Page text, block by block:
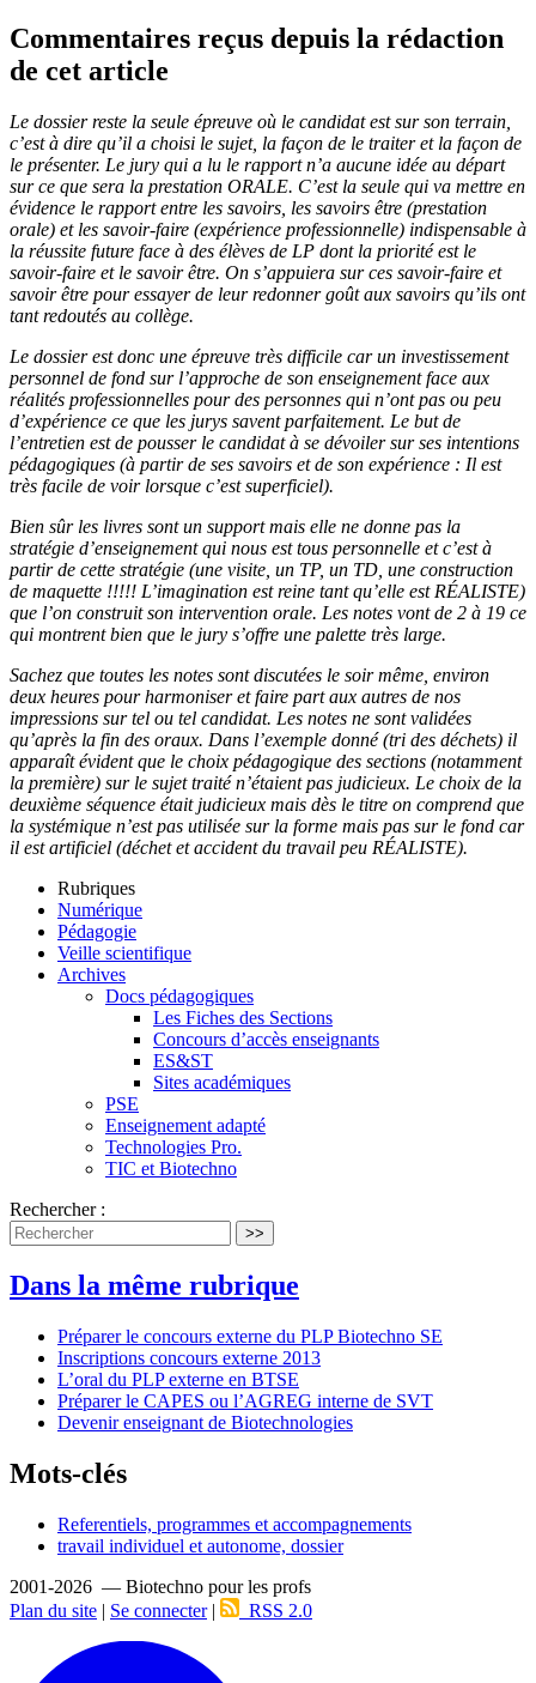
Commentaires reçus depuis la rédaction
de cet article
Le dossier reste la seule épreuve où le candidat est sur son terrain,
c’est à dire qu’il a choisi le sujet, la façon de le traiter et la façon de
le présenter. Le jury qui a lu le rapport n’a aucune idée au départ
sur ce que sera la prestation ORALE. C’est la seule qui va mettre en
évidence le rapport entre les savoirs, les savoirs être (prestation
orale) et les savoir-faire (expérience professionnelle) indispensable à
la réussite future face à des élèves de LP dont la priorité est le
savoir-faire et le savoir être. On s’appuiera sur ces savoir-faire et
savoir être pour essayer de leur redonner goût aux savoirs qu’ils ont
tant redoutés au collège.
Le dossier est donc une épreuve très difficile car un investissement
personnel de fond sur l’approche de son enseignement face aux
réalités professionnelles pour des personnes qui n’ont pas ou peu
d’expérience ce que les jurys savent parfaitement. Le but de
l’entretien est de pousser le candidat à se dévoiler sur ses intentions
pédagogiques (à partir de ses savoirs et de son expérience : Il est
très facile de voir lorsque c’est superficiel).
Bien sûr les livres sont un support mais elle ne donne pas la
stratégie d’enseignement qui nous est tous personnelle et c’est à
partir de cette stratégie (une visite, un TP, un TD, une construction
de maquette !!!!! L’imagination est reine tant qu’elle est RÉALISTE)
que l’on construit son intervention orale. Les notes vont de 2 à 19 ce
qui montrent bien que le jury s’offre une palette très large.
Sachez que toutes les notes sont discutées le soir même, environ
deux heures pour harmoniser et faire part aux autres de nos
impressions sur tel ou tel candidat. Les notes ne sont validées
qu’après la fin des oraux. Dans l’exemple donné (tri des déchets) il
apparaît évident que le choix pédagogique des sections (notamment
la première) sur le sujet traité n’étaient pas judicieux. Le choix de la
deuxième séquence était judicieux mais dès le titre on comprend que
la systémique n’est pas utilisée sur la forme mais pas sur le fond car
il est artificiel (déchet et accident du travail peu RÉALISTE).
Rubriques
Numérique
Pédagogie
Veille scientifique
Archives
Docs pédagogiques
Les Fiches des Sections
Concours d’accès enseignants
ES&ST
Sites académiques
PSE
Enseignement adapté
Technologies Pro.
TIC et Biotechno
Rechercher :
>>
Dans la même rubrique
Préparer le concours externe du PLP Biotechno SE
Inscriptions concours externe 2013
L’oral du PLP externe en BTSE
Préparer le CAPES ou l’AGREG interne de SVT
Devenir enseignant de Biotechnologies
Mots-clés
Referentiels, programmes et accompagnements
travail individuel et autonome, dossier
2001-2026 — Biotechno pour les profs
Plan du site | Se connecter| RSS 2.0